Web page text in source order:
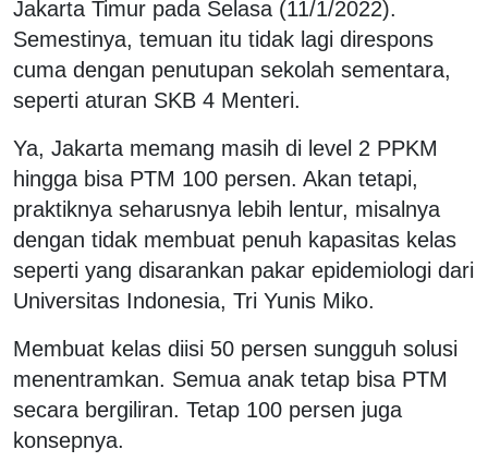
Jakarta Timur pada Selasa (11/1/2022).
Semestinya, temuan itu tidak lagi direspons
cuma dengan penutupan sekolah sementara,
seperti aturan SKB 4 Menteri.
Ya, Jakarta memang masih di level 2 PPKM
hingga bisa PTM 100 persen. Akan tetapi,
praktiknya seharusnya lebih lentur, misalnya
dengan tidak membuat penuh kapasitas kelas
seperti yang disarankan pakar epidemiologi dari
Universitas Indonesia, Tri Yunis Miko.
Membuat kelas diisi 50 persen sungguh solusi
menentramkan. Semua anak tetap bisa PTM
secara bergiliran. Tetap 100 persen juga
konsepnya.